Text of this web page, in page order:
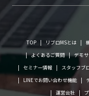
TOP リブロMSとは
よくあるご質問
デモ
セミナー情報
スタッフブ
LINEでお問い合わせ機能
運営会社